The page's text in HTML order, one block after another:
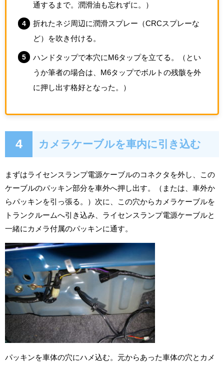
通するまで。潤滑油も忘れずに。）
折れたネジ周辺に潤滑スプレー（CRCスプレーな
ど）を吹き付ける。
ハンドタップで本穴にM6タップを立てる。（とい
うか筆者の場合は、M6タップでボルトの残骸を外
に押し出す格好となった。）
4 カメラケーブルを車内に引き込む
まずはライセンスランプ電源ケーブルのコネクタを外し、この
ケーブルのパッキン部分を車外へ押し出す。（または、車外か
らパッキンを引っ張る。）次に、この穴からカメラケーブルを
トランクルームへ引き込み、ライセンスランプ電源ケーブルと
一緒にカメラ付属のパッキンに通す。
パッキンを車体の穴にハメ込む。元からあった車体の穴とカメ